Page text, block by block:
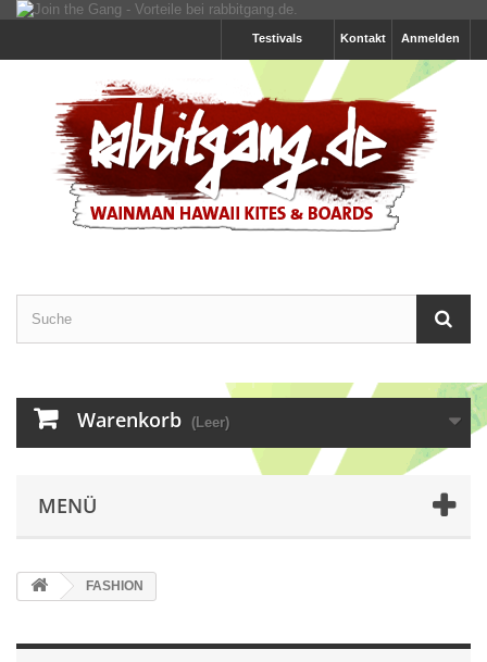
Anmelden
Kontakt
Testivals
Warenkorb (Leer)
MENÜ
FASHION